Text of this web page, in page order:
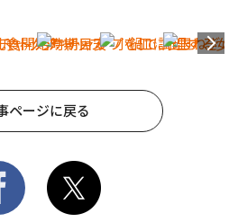
ページに戻る